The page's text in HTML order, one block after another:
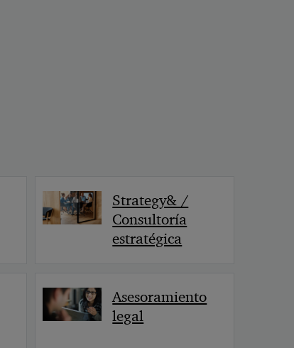
Strategy& /
Consultoría
estratégica
Asesoramiento
legal